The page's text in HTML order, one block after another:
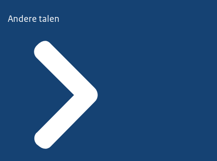
Andere talen